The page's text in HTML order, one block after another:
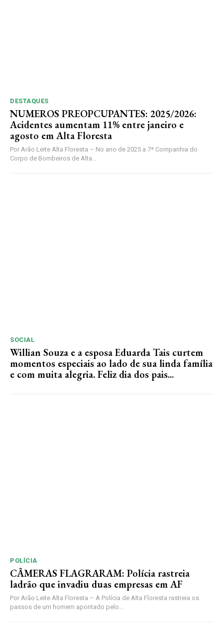
DESTAQUES
NUMEROS PREOPCUPANTES: 2025/2026:
Acidentes aumentam 11% entre janeiro e
agosto em Alta Floresta
Por Arão Leite Alta Floresta – No ano de 2025 a 7ª Companhia do
Corpo de Bombeiros de Alta...
SOCIAL
Willian Souza e a esposa Eduarda Tais curtem
momentos especiais ao lado de sua linda família
e com muita alegria. Feliz dia dos pais...
POLÍCIA
CÂMERAS FLAGRARAM: Polícia rastreia
ladrão que invadiu duas empresas em AF
Por Arão Leite Alta Floresta – A Polícia de Alta Floresta rastreia os
passos de um homem apontado pelo...